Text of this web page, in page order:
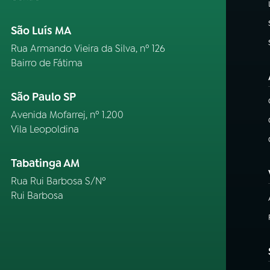
São Luís MA
Rua Armando Vieira da Silva, nº 126
Bairro de Fátima
São Paulo SP
Avenida Mofarrej, nº 1.200
Vila Leopoldina
Tabatinga AM
Rua Rui Barbosa S/Nº
Rui Barbosa